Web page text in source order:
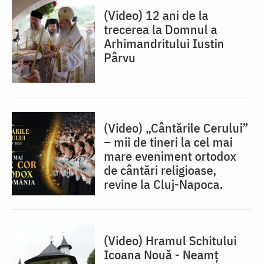
(Video) 12 ani de la
trecerea la Domnul a
Arhimandritului Iustin
Pârvu
(Video) „Cântările Cerului”
– mii de tineri la cel mai
mare eveniment ortodox
de cântări religioase,
revine la Cluj-Napoca.
(Video) Hramul Schitului
Icoana Nouă - Neamț